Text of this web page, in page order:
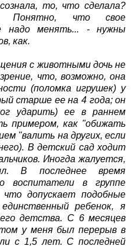
то, что сделала?
Понятно, что свое
надо менять... - нужны
как.
с животными дочь не
что, возможно, она
(поломка игрушек) у
старше ее на 4 года; он
ударить) ее в раннем
примером, как "обижать
"валить на других, если
В детский сад ходит
Иногда жалуется,
В последнее время
воспитатели в группе
допускает подобные
ребенок, я
детства. С 6 месяцев
у меня был перерыв в
с 1,5 лет. С последней